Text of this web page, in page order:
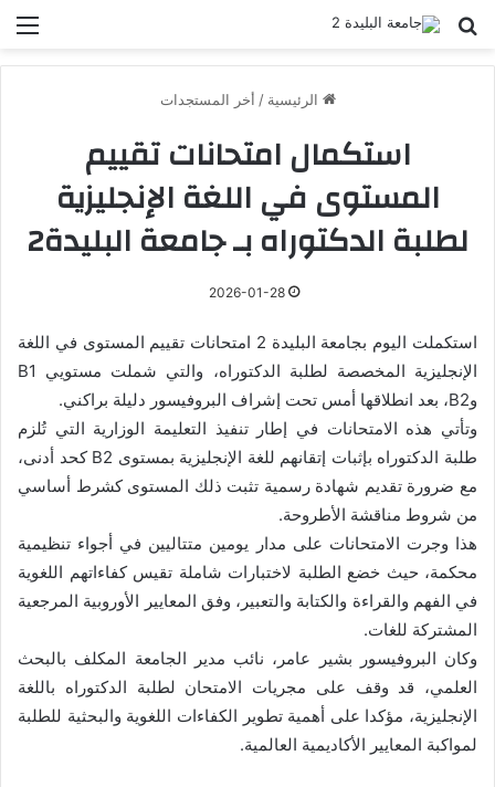
بحث عن
الرئيسية / أخر المستجدات
استكمال امتحانات تقييم
المستوى في اللغة الإنجليزية
لطلبة الدكتوراه بـ جامعة البليدة2
2026-01-28
استكملت اليوم بجامعة البليدة 2 امتحانات تقييم المستوى في اللغة
الإنجليزية المخصصة لطلبة الدكتوراه، والتي شملت مستويي B1
وB2، بعد انطلاقها أمس تحت إشراف البروفيسور دليلة براكني.
وتأتي هذه الامتحانات في إطار تنفيذ التعليمة الوزارية التي تُلزم
طلبة الدكتوراه بإثبات إتقانهم للغة الإنجليزية بمستوى B2 كحد أدنى،
مع ضرورة تقديم شهادة رسمية تثبت ذلك المستوى كشرط أساسي
من شروط مناقشة الأطروحة.
هذا وجرت الامتحانات على مدار يومين متتاليين في أجواء تنظيمية
محكمة، حيث خضع الطلبة لاختبارات شاملة تقيس كفاءاتهم اللغوية
في الفهم والقراءة والكتابة والتعبير، وفق المعايير الأوروبية المرجعية
المشتركة للغات.
وكان البروفيسور بشير عامر، نائب مدير الجامعة المكلف بالبحث
العلمي، قد وقف على مجريات الامتحان لطلبة الدكتوراه باللغة
الإنجليزية، مؤكدا على أهمية تطوير الكفاءات اللغوية والبحثية للطلبة
لمواكبة المعايير الأكاديمية العالمية.